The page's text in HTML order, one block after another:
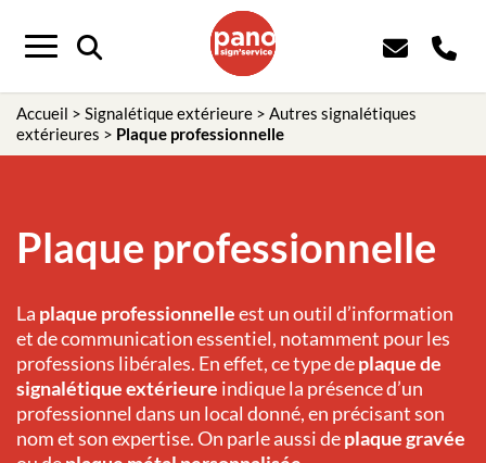
Menu
Accueil > Signalétique extérieure > Autres signalétiques
extérieures > Plaque professionnelle
Plaque professionnelle
La plaque professionnelleest un outil d’information
et de communication essentiel, notamment pour les
professions libérales. En effet, ce type deplaque de
signalétique extérieure indique la présence d’un
professionnel dans un local donné, en précisant son
nom et son expertise. On parle aussi deplaque gravée
Panneau de gestion des cookies